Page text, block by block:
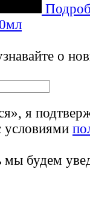
о
я
условиями
мы будем